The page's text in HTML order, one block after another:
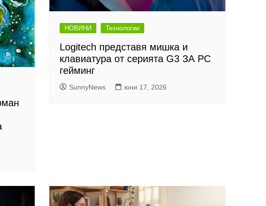
НОВИНИ Технологии
Logitech представя мишка и
клавиатура от серията G3 ЗА PC
гейминг
SunnyNews юни 17, 2026